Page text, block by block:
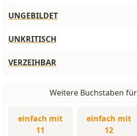
UNGEBILDET
UNKRITISCH
VERZEIHBAR
Weitere Buchstaben für
einfach mit
11
einfach mit
12